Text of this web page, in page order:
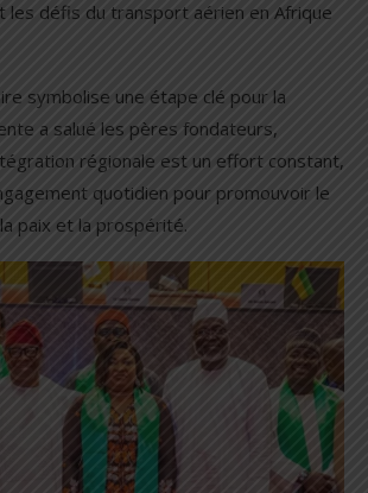
les défis du transport aérien en Afrique
symbolise une étape clé pour la
a salué les pères fondateurs,
régionale est un effort constant,
quotidien pour promouvoir le
paix et la prospérité.